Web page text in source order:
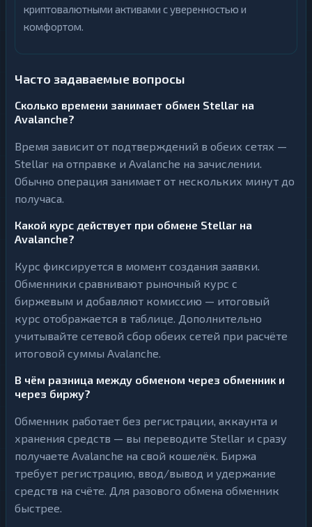
криптовалютными активами с уверенностью и
комфортом.
Часто задаваемые вопросы
Сколько времени занимает обмен Stellar на
Avalanche?
Время зависит от подтверждений в обеих сетях —
Stellar на отправке и Avalanche на зачислении.
Обычно операция занимает от нескольких минут до
получаса.
Какой курс действует при обмене Stellar на
Avalanche?
Курс фиксируется в момент создания заявки.
Обменники сравнивают рыночный курс с
биржевым и добавляют комиссию — итоговый
курс отображается в таблице. Дополнительно
учитывайте сетевой сбор обеих сетей при расчёте
итоговой суммы Avalanche.
В чём разница между обменом через обменник и
через биржу?
Обменник работает без регистрации, аккаунта и
хранения средств — вы переводите Stellar и сразу
получаете Avalanche на свой кошелёк. Биржа
требует регистрацию, ввод/вывод и удержание
средств на счёте. Для разового обмена обменник
быстрее.